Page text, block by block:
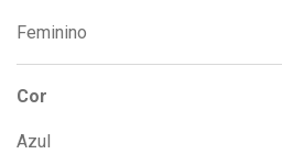
Feminino
Cor
Azul